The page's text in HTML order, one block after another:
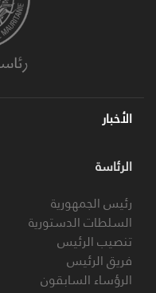
الأخبار
الرئاسة
رئيس الجمهورية
السلطات الدستورية
تنصيب الرئيس
فريق الرئيس
الرؤساء السابقون